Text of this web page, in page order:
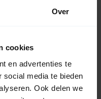
Over
cookies
en advertenties te
social media te bieden
Ook delen we
M6 9,95
8 kant 5,95